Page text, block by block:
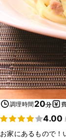
調理時間 20分
4.00 (
お家にあるもので！